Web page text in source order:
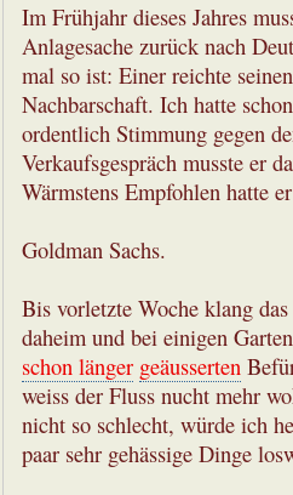
Im Frühjahr dieses Jahres
Anlagesache zurück nach
mal so ist: Einer reichte
Nachbarschaft. Ich hatte
ordentlich Stimmung gegen
Verkaufsgespräch musste er
Wärmstens Empfohlen hatte
Goldman Sachs.
Bis vorletzte Woche klang
daheim und bei einigen
schon länger geäusserten
weiss der Fluss nucht mehr
nicht so schlecht, würde ich
paar sehr gehässige Dinge